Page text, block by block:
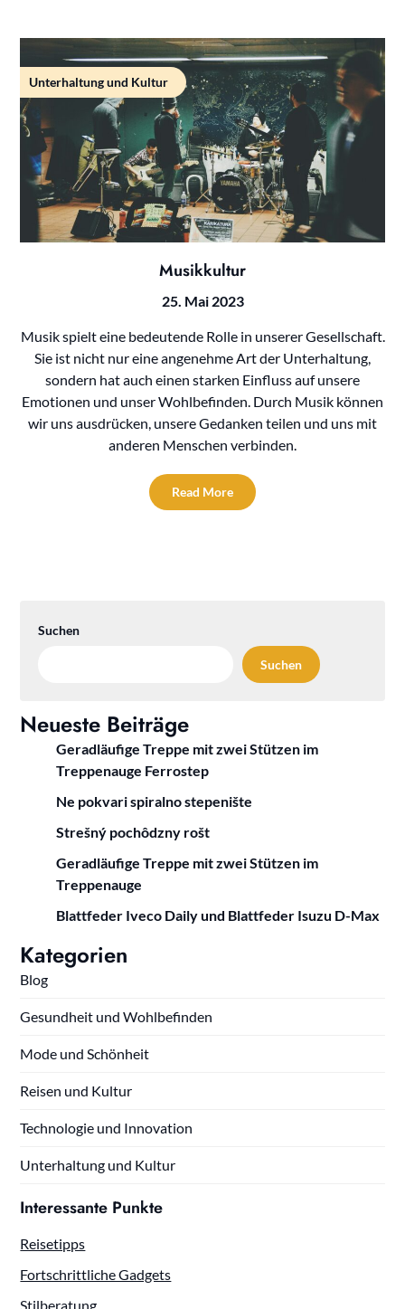
Unterhaltung und Kultur
Musikkultur
25. Mai 2023
Musik spielt eine bedeutende Rolle in unserer Gesellschaft.
Sie ist nicht nur eine angenehme Art der Unterhaltung,
sondern hat auch einen starken Einfluss auf unsere
Emotionen und unser Wohlbefinden. Durch Musik können
wir uns ausdrücken, unsere Gedanken teilen und uns mit
anderen Menschen verbinden.
Read More
Suchen
Suchen
Neueste Beiträge
Geradläufige Treppe mit zwei Stützen im
Treppenauge Ferrostep
Ne pokvari spiralno stepenište
Strešný pochôdzny rošt
Geradläufige Treppe mit zwei Stützen im
Treppenauge
Blattfeder Iveco Daily und Blattfeder Isuzu D-Max
Kategorien
Blog
Gesundheit und Wohlbefinden
Mode und Schönheit
Reisen und Kultur
Technologie und Innovation
Unterhaltung und Kultur
Interessante Punkte
Reisetipps
Fortschrittliche Gadgets
Stilberatung